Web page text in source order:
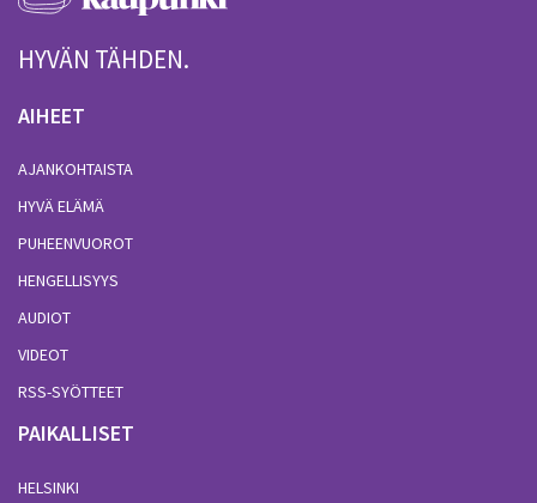
HYVÄN TÄHDEN.
AIHEET
AJANKOHTAISTA
HYVÄ ELÄMÄ
PUHEENVUOROT
HENGELLISYYS
AUDIOT
VIDEOT
RSS-SYÖTTEET
PAIKALLISET
HELSINKI